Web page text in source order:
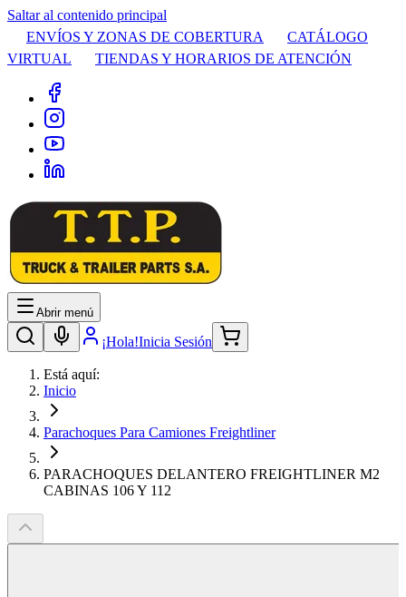
Saltar al contenido principal
ENVÍOS Y ZONAS DE COBERTURA
CATÁLOGO
VIRTUAL
TIENDAS Y HORARIOS DE ATENCIÓN
Abrir menú
¡Hola!Inicia Sesión
Está aquí:
Inicio
Parachoques Para Camiones Freightliner
PARACHOQUES DELANTERO FREIGHTLINER M2
CABINAS 106 Y 112